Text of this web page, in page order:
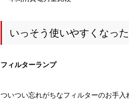
いっそう使いやすくなっ
フィルターランプ
ついつい忘れがちなフィルターのお手